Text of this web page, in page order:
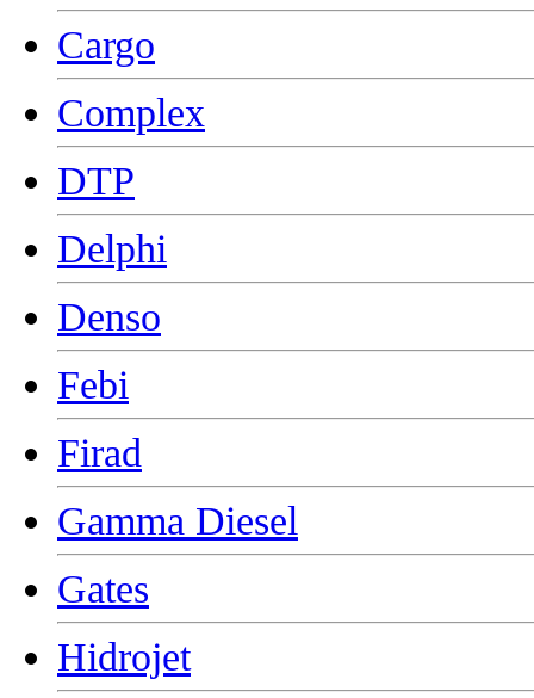
Cargo
Complex
DTP
Delphi
Denso
Febi
Firad
Gamma Diesel
Gates
Hidrojet